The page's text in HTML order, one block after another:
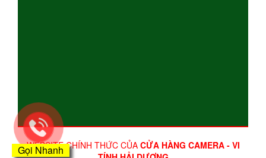
WEBSITE CHÍNH THỨC CỦA CỬA HÀNG CAMERA - VI
Gọi Nhanh